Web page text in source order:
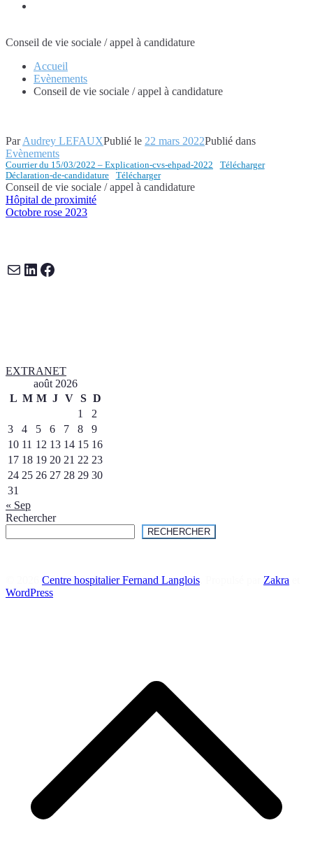
Conseil de vie sociale / appel à candidature
Accueil
Evènements
Conseil de vie sociale / appel à candidature
ParAudrey LEFAUXPublié le 22 mars 2022Publié dans
Evènements
Courrier du 15/03/2022 – Explication-cvs-ehpad-2022
Télécharger
Déclaration-de-candidature
Télécharger
Conseil de vie sociale / appel à candidature
Navigation
l’article
Hôpital de proximité
Octobre rose 2023
E-mailLinkedIn
Facebook
EXTRANET
août 2026
L M M J V S D
1
2
3
4 5 6 7 8
9
10 11 12 13 14 15 16
17 18 19 20 21 22 23
24 25 26 27 28 29 30
31
« Sep
Rechercher
RECHERCHER
Centre hospitalier Fernand Langlois Zakra
WordPress